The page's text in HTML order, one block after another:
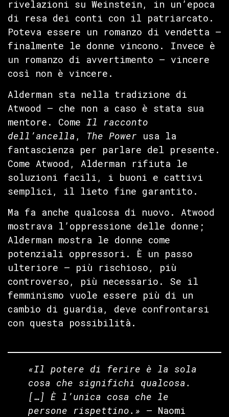
rivelazioni su Weinstein, in un’epoca
di resa dei conti con il patriarcato.
Poteva essere un romanzo di vendetta —
finalmente le donne vincono. Invece è
un romanzo di avvertimento — vincere
così non è vincere.
Alderman sta nella tradizione di
Atwood — che non a caso è stata sua
mentore. Come Il racconto
dell’ancella , The Power usa la
fantascienza per parlare del presente.
Come Atwood, Alderman rifiuta le
soluzioni facili, i buoni e cattivi
semplici, il lieto fine garantito.
Ma fa anche qualcosa di nuovo. Atwood
mostrava l’oppressione delle donne;
Alderman mostra le donne come
potenziali oppressori. È un passo
ulteriore — più rischioso, più
controverso, più necessario. Se il
femminismo vuole essere più di un
cambio di guardia, deve confrontarsi
con questa possibilità.
«Il potere di ferire è la sola
cosa che significhi qualcosa.
[…] È l’unica cosa che le
persone rispettino.» — Naomi